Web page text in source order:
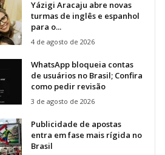
Yázigi Aracaju abre novas
turmas de inglês e espanhol
para o...
4 de agosto de 2026
WhatsApp bloqueia contas
de usuários no Brasil; Confira
como pedir revisão
3 de agosto de 2026
Publicidade de apostas
entra em fase mais rígida no
Brasil